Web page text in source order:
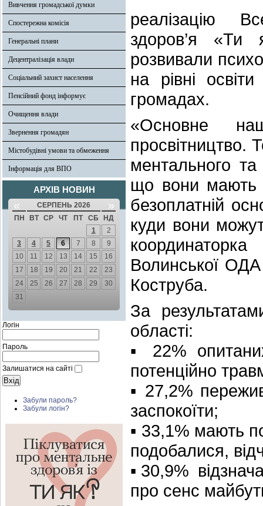
Вивчення громадської думки
Спостережна комісія
Генеральні плани
Децентралізація влади
Соціальний захист населення
Пенсійний фонд інформує
Очищення влади
Звернення громадян
Містобудівні умови та обмеження
Інформація для ВПО
АРХІВ НОВИН
« СЕРПЕНЬ 2026 »
ПН ВТ СР ЧТ ПТ СБ
НД
1
2
3
4 5 6 7 8
9
10
11 12 13 14 15
16
17
18 19 20 21 22
23
24
25 26 27 28 29
30
31
Логін
Пароль
Залишатися на сайті
Забули пароль?
Забули логін?
реалізацію
здоров’я «Ти
розвивали
на рівні
громадах.
«Основне
просвітництво.
ментального
що вони мають
безоплатній
куди вони
Волинської ОДА
Коструба.
За
області:
▪️ 22%
потенційно
▪️ 27,2%
заспокоїти;
▪️ 33,1% мають
подобалися,
▪️30,9%
про сенс